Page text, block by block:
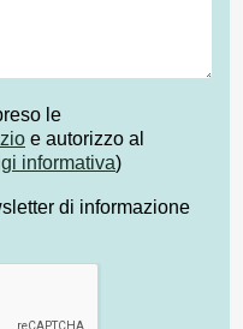
le
e autorizzo al
informativa)
di informazione